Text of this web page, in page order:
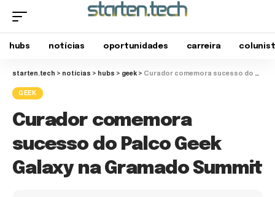
hubs notícias oportunidades carreira
starten.tech > notícias > hubs > geek > Curador comemora sucesso do Palco Geek Galaxy na Gramado Summit
GEEK
Curador comemora
sucesso do Palco Geek
Galaxy na Gramado Summit